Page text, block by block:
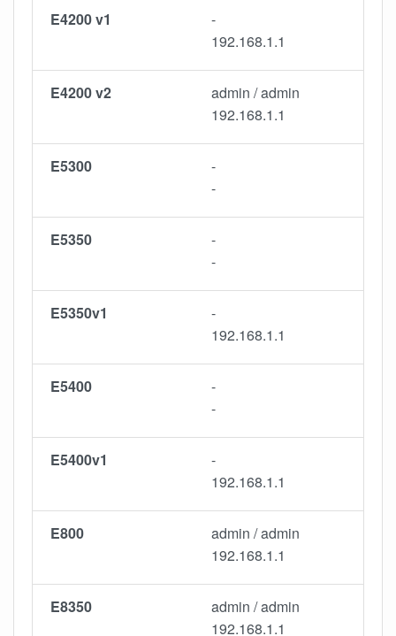
E4200 v1
-
192.168.1.1
E4200 v2
admin / admin
192.168.1.1
E5300
-
-
E5350
-
-
E5350v1
-
192.168.1.1
E5400
-
-
E5400v1
-
192.168.1.1
E800
admin / admin
192.168.1.1
E8350
admin / admin
192.168.1.1